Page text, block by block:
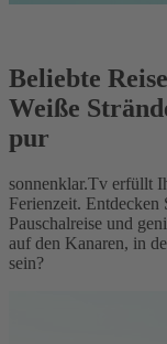
Beliebte
Weiße
pur
sonnenklar.Tv erfüllt
Ferienzeit. Entdecken
Pauschalreise und
auf den Kanaren, in
sein?